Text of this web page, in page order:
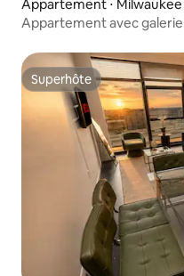
Appartement ⋅ Milwaukee
Appartement avec galerie
Superhôte
Superhôte